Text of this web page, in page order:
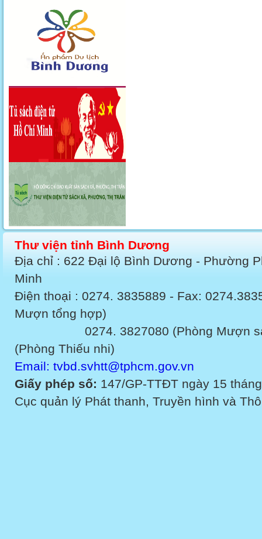
Thư viện tỉnh Bình Dương
Địa chỉ : 622 Đại lộ Bình Dương - Phường
Minh
Điện thoại : 0274. 3835889 - Fax:
Mượn tổng hợp)
0274. 3827080 (Phòng Mượn sách
(Phòng Thiếu nhi)
Email: tvbd.svhtt@tphcm.gov.vn
Giấy phép số: 147/GP-TTĐT ngày 15
Cục quản lý Phát thanh, Truyền hình và